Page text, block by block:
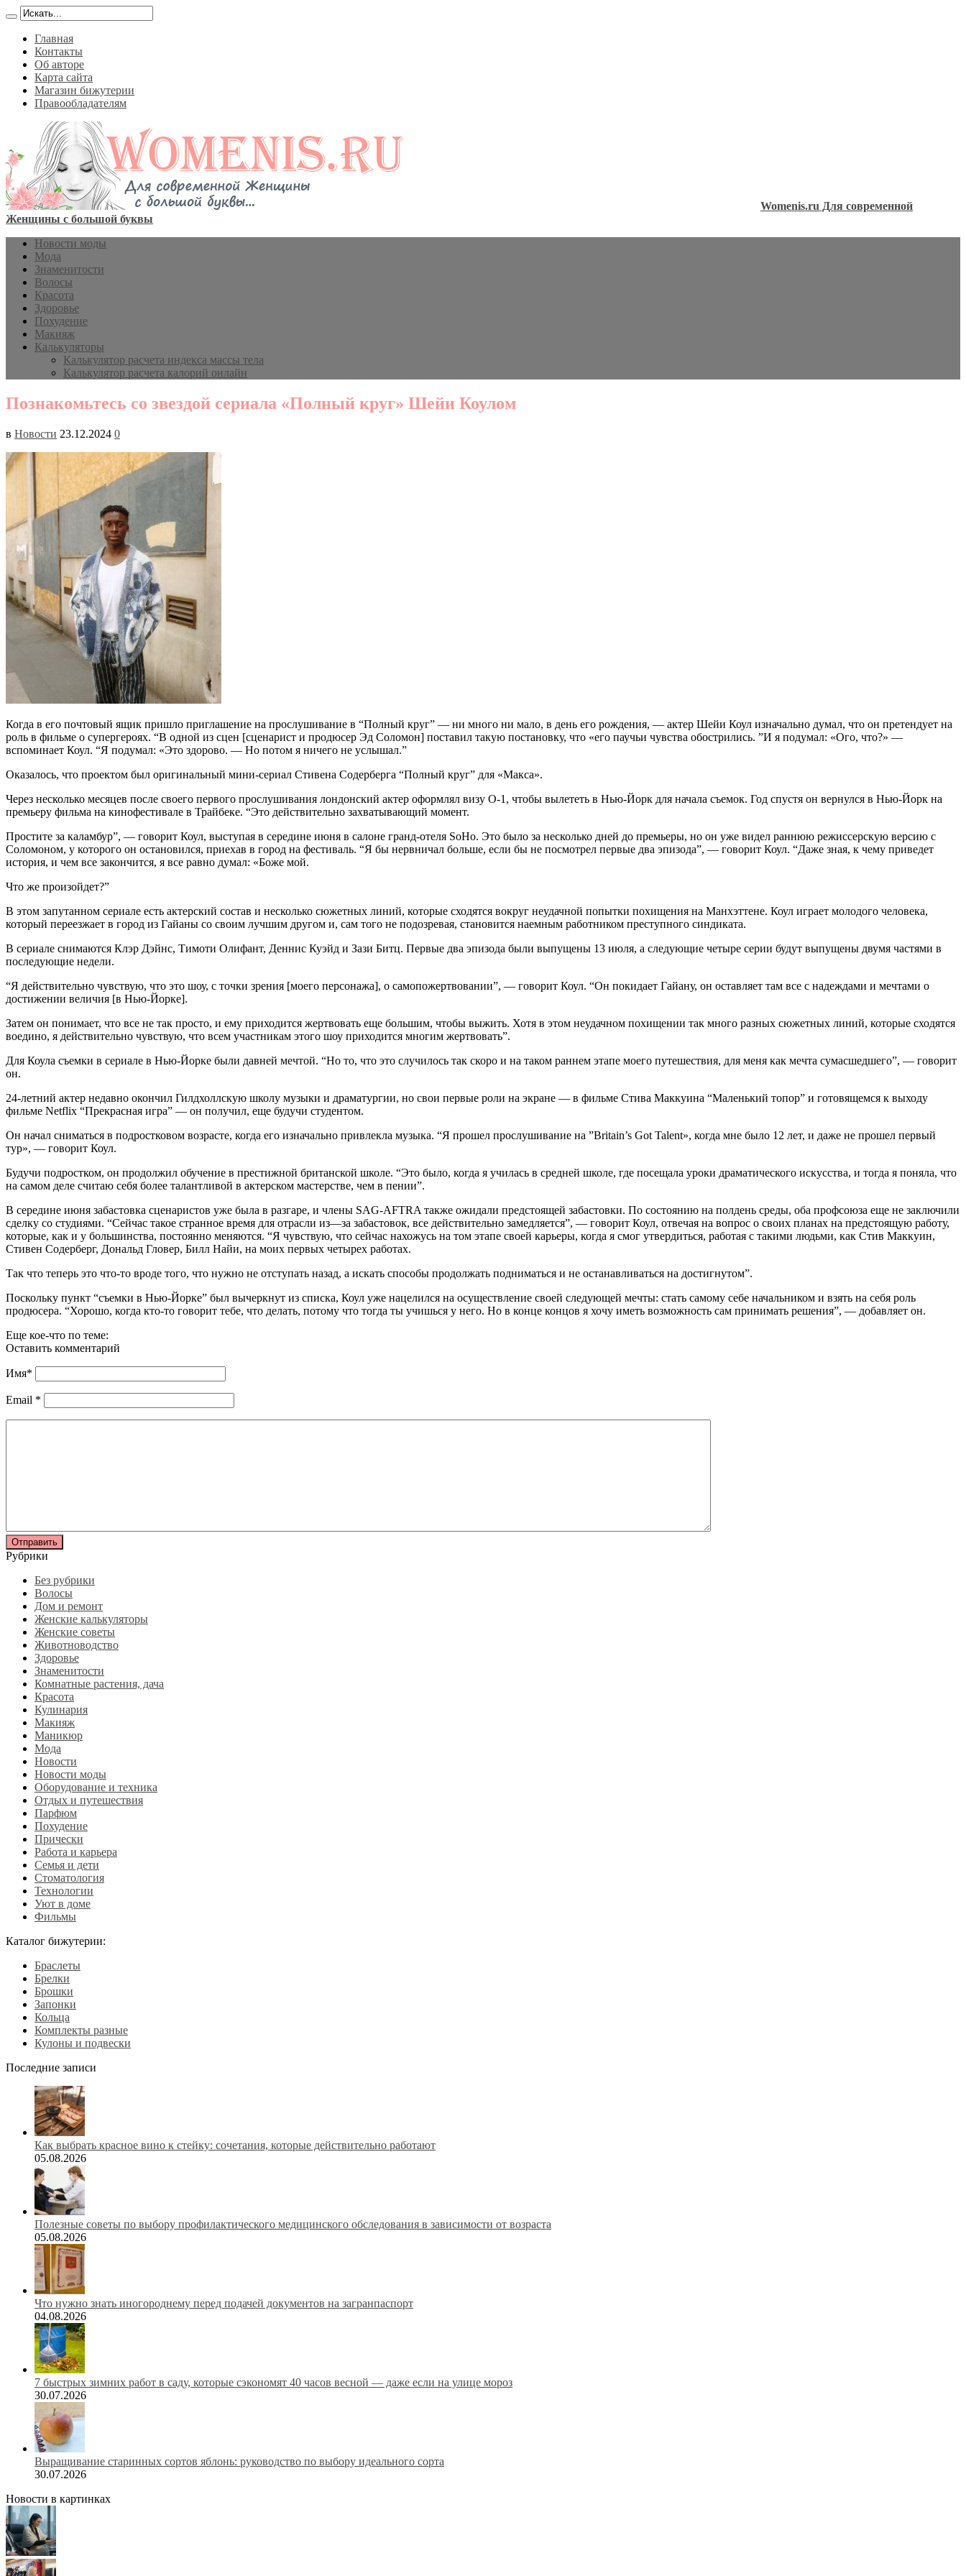
Главная
Контакты
Об авторе
Карта сайта
Магазин бижутерии
Правообладателям
Womenis.ru Для современной
Женщины с большой буквы
Новости моды
Мода
Знаменитости
Волосы
Красота
Здоровье
Похудение
Макияж
Калькуляторы
Калькулятор расчета индекса массы тела
Калькулятор расчета калорий онлайн
Познакомьтесь со звездой сериала «Полный круг» Шейи Коулом
в Новости 23.12.2024 0
Когда в его почтовый ящик пришло приглашение на прослушивание в “Полный круг” — ни много ни мало, в день его рождения, — актер Шейи Коул изначально думал, что он претендует на
роль в фильме о супергероях. “В одной из сцен [сценарист и продюсер Эд Соломон] поставил такую постановку, что «его паучьи чувства обострились. ”И я подумал: «Ого, что?» —
вспоминает Коул. “Я подумал: «Это здорово. — Но потом я ничего не услышал.”
Оказалось, что проектом был оригинальный мини-сериал Стивена Содерберга “Полный круг” для «Макса».
Через несколько месяцев после своего первого прослушивания лондонский актер оформлял визу О-1, чтобы вылететь в Нью-Йорк для начала съемок. Год спустя он вернулся в Нью-Йорк на
премьеру фильма на кинофестивале в Трайбеке. “Это действительно захватывающий момент.
Простите за каламбур”, — говорит Коул, выступая в середине июня в салоне гранд-отеля SoHo. Это было за несколько дней до премьеры, но он уже видел раннюю режиссерскую версию с
Соломоном, у которого он остановился, приехав в город на фестиваль. “Я бы нервничал больше, если бы не посмотрел первые два эпизода”, — говорит Коул. “Даже зная, к чему приведет
история, и чем все закончится, я все равно думал: «Боже мой.
Что же произойдет?”
В этом запутанном сериале есть актерский состав и несколько сюжетных линий, которые сходятся вокруг неудачной попытки похищения на Манхэттене. Коул играет молодого человека,
который переезжает в город из Гайаны со своим лучшим другом и, сам того не подозревая, становится наемным работником преступного синдиката.
В сериале снимаются Клэр Дэйнс, Тимоти Олифант, Деннис Куэйд и Зази Битц. Первые два эпизода были выпущены 13 июля, а следующие четыре серии будут выпущены двумя частями в
последующие недели.
“Я действительно чувствую, что это шоу, с точки зрения [моего персонажа], о самопожертвовании”, — говорит Коул. “Он покидает Гайану, он оставляет там все с надеждами и мечтами о
достижении величия [в Нью-Йорке].
Затем он понимает, что все не так просто, и ему приходится жертвовать еще большим, чтобы выжить. Хотя в этом неудачном похищении так много разных сюжетных линий, которые сходятся
воедино, я действительно чувствую, что всем участникам этого шоу приходится многим жертвовать”.
Для Коула съемки в сериале в Нью-Йорке были давней мечтой. “Но то, что это случилось так скоро и на таком раннем этапе моего путешествия, для меня как мечта сумасшедшего”, — говорит
он.
24-летний актер недавно окончил Гилдхоллскую школу музыки и драматургии, но свои первые роли на экране — в фильме Стива Маккуина “Маленький топор” и готовящемся к выходу
фильме Netflix “Прекрасная игра” — он получил, еще будучи студентом.
Он начал сниматься в подростковом возрасте, когда его изначально привлекла музыка. “Я прошел прослушивание на ”Britain’s Got Talent», когда мне было 12 лет, и даже не прошел первый
тур», — говорит Коул.
Будучи подростком, он продолжил обучение в престижной британской школе. “Это было, когда я училась в средней школе, где посещала уроки драматического искусства, и тогда я поняла, что
на самом деле считаю себя более талантливой в актерском мастерстве, чем в пении”.
В середине июня забастовка сценаристов уже была в разгаре, и члены SAG-AFTRA также ожидали предстоящей забастовки. По состоянию на полдень среды, оба профсоюза еще не заключили
сделку со студиями. “Сейчас такое странное время для отрасли из—за забастовок, все действительно замедляется”, — говорит Коул, отвечая на вопрос о своих планах на предстоящую работу,
которые, как и у большинства, постоянно меняются. “Я чувствую, что сейчас нахожусь на том этапе своей карьеры, когда я смог утвердиться, работая с такими людьми, как Стив Маккуин,
Стивен Содерберг, Дональд Гловер, Билл Найи, на моих первых четырех работах.
Так что теперь это что-то вроде того, что нужно не отступать назад, а искать способы продолжать подниматься и не останавливаться на достигнутом”.
Поскольку пункт “съемки в Нью-Йорке” был вычеркнут из списка, Коул уже нацелился на осуществление своей следующей мечты: стать самому себе начальником и взять на себя роль
продюсера. “Хорошо, когда кто-то говорит тебе, что делать, потому что тогда ты учишься у него. Но в конце концов я хочу иметь возможность сам принимать решения”, — добавляет он.
Еще кое-что по теме:
Оставить комментарий
Имя*
Email *
Рубрики
Без рубрики
Волосы
Дом и ремонт
Женские калькуляторы
Женские советы
Животноводство
Здоровье
Знаменитости
Комнатные растения, дача
Красота
Кулинария
Макияж
Маникюр
Мода
Новости
Новости моды
Оборудование и техника
Отдых и путешествия
Парфюм
Похудение
Прически
Работа и карьера
Семья и дети
Стоматология
Технологии
Уют в доме
Фильмы
Каталог бижутерии:
Браслеты
Брелки
Брошки
Запонки
Кольца
Комплекты разные
Кулоны и подвески
Последние записи
Как выбрать красное вино к стейку: сочетания, которые действительно работают
05.08.2026
Полезные советы по выбору профилактического медицинского обследования в зависимости от возраста
05.08.2026
Что нужно знать иногороднему перед подачей документов на загранпаспорт
04.08.2026
7 быстрых зимних работ в саду, которые сэкономят 40 часов весной — даже если на улице мороз
30.07.2026
Выращивание старинных сортов яблонь: руководство по выбору идеального сорта
30.07.2026
Новости в картинках